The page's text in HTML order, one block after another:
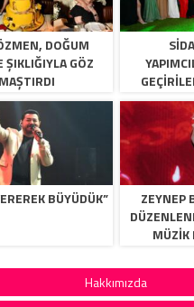
DOĞUM
ŞIKLIĞIYLA GÖZ
BÜYÜDÜK”
ZEYNEP
MÜZIK
Hakkımızda